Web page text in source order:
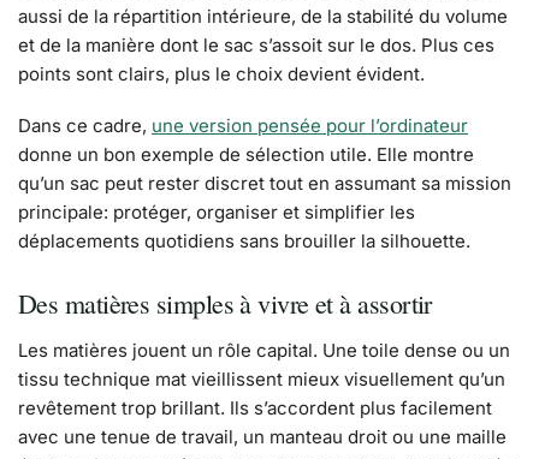
aussi de la répartition intérieure, de la stabilité du volume
et de la manière dont le sac s’assoit sur le dos. Plus ces
points sont clairs, plus le choix devient évident.
Dans ce cadre, une version pensée pour l’ordinateur
donne un bon exemple de sélection utile. Elle montre
qu’un sac peut rester discret tout en assumant sa mission
principale: protéger, organiser et simplifier les
déplacements quotidiens sans brouiller la silhouette.
Des matières simples à vivre et à assortir
Les matières jouent un rôle capital. Une toile dense ou un
tissu technique mat vieillissent mieux visuellement qu’un
revêtement trop brillant. Ils s’accordent plus facilement
avec une tenue de travail, un manteau droit ou une maille